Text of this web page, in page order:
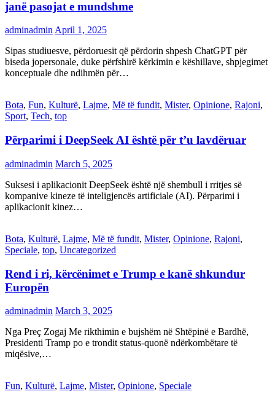
janë pasojat e mundshme
adminadmin April 1, 2025
Sipas studiuesve, përdoruesit që përdorin shpesh ChatGPT për
biseda jopersonale, duke përfshirë kërkimin e këshillave, shpjegimet
konceptuale dhe ndihmën për…
Bota, Fun, Kulturë, Lajme, Më të fundit, Mister, Opinione, Rajoni,
Sport, Tech, top
Përparimi i DeepSeek AI është për t’u lavdëruar
adminadmin March 5, 2025
Suksesi i aplikacionit DeepSeek është një shembull i rritjes së
kompanive kineze të inteligjencës artificiale (AI). Përparimi i
aplikacionit kinez…
Bota, Kulturë, Lajme, Më të fundit, Mister, Opinione, Rajoni,
Speciale, top, Uncategorized
Rend i ri, kërcënimet e Trump e kanë shkundur
Europën
adminadmin March 3, 2025
Nga Preç Zogaj Me rikthimin e bujshëm në Shtëpinë e Bardhë,
Presidenti Tramp po e trondit status-quonë ndërkombëtare të
miqësive,…
Fun, Kulturë, Lajme, Mister, Opinione, Speciale